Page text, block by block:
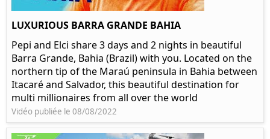
LUXURIOUS BARRA GRANDE BAHIA
Pepi and Elci share 3 days and 2 nights in beautiful
Barra Grande, Bahia (Brazil) with you. Located on the
northern tip of the Maraú peninsula in Bahia between
Itacaré and Salvador, this beautiful destination for
multi millionaires from all over the world
Vidéo publiée le 08/08/2022